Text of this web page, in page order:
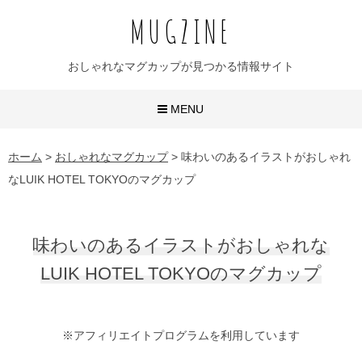
MUGZINE
おしゃれなマグカップが見つかる情報サイト
MENU
おしゃれなマグカップ
かわいいマグカップ
名入れマグカップ
ホーム > おしゃれなマグカップ> 味わいのあるイラストがおしゃれ
なLUIK HOTEL TOKYOのマグカップ
味わいのあるイラストがおしゃれな
LUIK HOTEL TOKYOのマグカップ
※アフィリエイトプログラムを利用しています